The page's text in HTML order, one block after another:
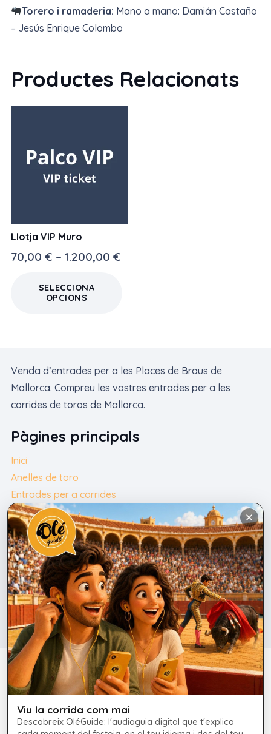
Torero i ramaderia: Mano a mano: Damián Castaño
– Jesús Enrique Colombo
Productes Relacionats
Llotja VIP Muro
70,00 € – 1.200,00 €Interval
SELECCIONA
OPCIONS
opcions
es
poden
a
Venda d’entrades per a les Places de Braus de
Mallorca. Compreu les vostres entrades per a les
corrides de toros de Mallorca.
Pàgines principals
Inici
Anelles de toro
Entrades per a corrides
Contacte
Català
Contacte
+34 675 247 690
info@plazatorosmallorca.com
Avís legal
Política de galetes
Viu la corrida com mai
Descobreix OléGuide: l'audioguia digital que t'explica